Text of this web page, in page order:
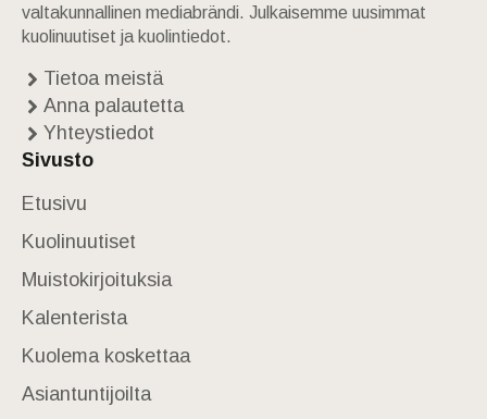
valtakunnallinen mediabrändi. Julkaisemme uusimmat
kuolinuutiset ja kuolintiedot.
Tietoa meistä
Anna palautetta
Yhteystiedot
Sivusto
Etusivu
Kuolinuutiset
Muistokirjoituksia
Kalenterista
Kuolema koskettaa
Asiantuntijoilta